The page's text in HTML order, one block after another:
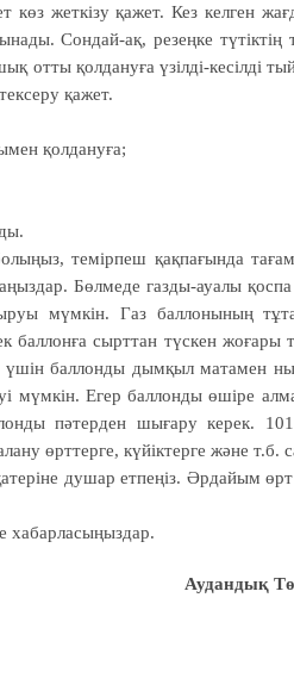
жеткізу қажет. Кез келген
Сондай-ақ, резеңке
отты қолдануға үзілді-кесіл­ді
қажет.
қолда­нуға;
темірпеш қақпағында
Бөлмеде газды-ауалы
мүмкін. Газ баллонының
сырттан түс­кен жоғары
үшін баллонды дымқыл матамен
мүмкін. Егер баллонды өшіре
пәтерден шығару керек.
өрттерге, күйіктерге және т.б.
душар етпеңіз. Әрдайым өрт
хабарласы­ңыздар.
Аудандық